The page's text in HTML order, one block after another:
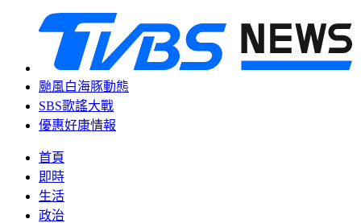
颱風白海豚動態
SBS歌謠大戰
優惠好康情報
首頁
即時
生活
政治